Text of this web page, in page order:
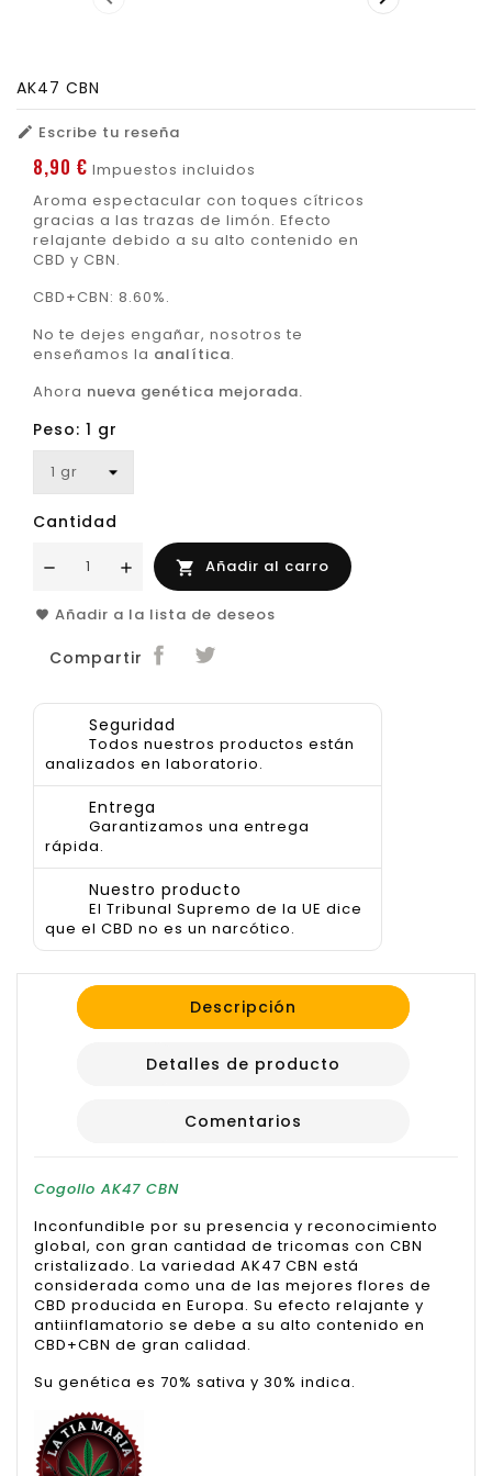
AK47 CBN
 Escribe tu reseña
8,90 € Impuestos incluidos
Aroma espectacular con toques cítricos
gracias a las trazas de limón. Efecto
relajante debido a su alto contenido en
CBD y CBN.
CBD+CBN: 8.60%.
No te dejes engañar, nosotros te
enseñamos la analítica.
Ahora nueva genética mejorada.
Peso: 1 gr
Cantidad
 Añadir al carro
Añadir a la lista de deseos
Compartir
Seguridad
Todos nuestros productos están
analizados en laboratorio.
Entrega
Garantizamos una entrega
rápida.
Nuestro producto
El Tribunal Supremo de la UE dice
que el CBD no es un narcótico.
Descripción
Detalles de producto
Comentarios
Cogollo AK47 CBN
Inconfundible por su presencia y reconocimiento
global, con gran cantidad de tricomas con CBN
cristalizado. La variedad AK47 CBN está
considerada como una de las mejores flores de
CBD producida en Europa. Su efecto relajante y
antiinflamatorio se debe a su alto contenido en
CBD+CBN de gran calidad.
Su genética es 70% sativa y 30% indica.